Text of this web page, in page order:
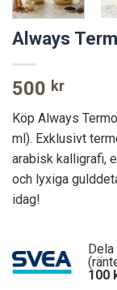
Always
500 kr
Köp Always
ml). Exklusivt
arabisk kalligrafi,
och lyxiga
idag!
100